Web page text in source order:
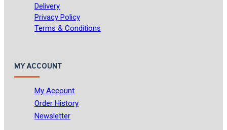
Delivery
Privacy Policy
Terms & Conditions
MY ACCOUNT
My Account
Order History
Newsletter